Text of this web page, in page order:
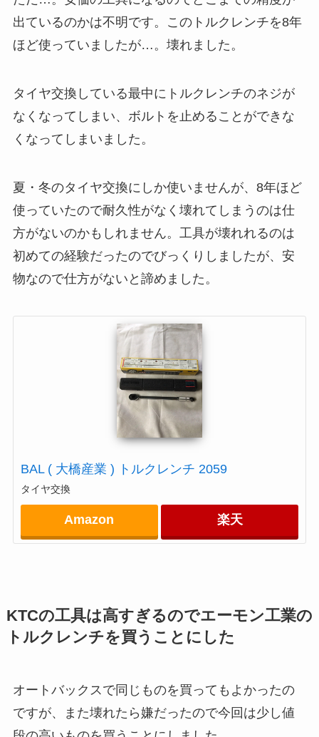
出ているのかは不明です。このトルクレンチを8年
ほど使っていましたが…。壊れました。
タイヤ交換している最中にトルクレンチのネジが
なくなってしまい、ボルトを止めることができな
くなってしまいました。
夏・冬のタイヤ交換にしか使いませんが、8年ほど
使っていたので耐久性がなく壊れてしまうのは仕
方がないのかもしれません。工具が壊れれるのは
初めての経験だったのでびっくりしましたが、安
物なので仕方がないと諦めました。
BAL ( 大橋産業 ) トルクレンチ 2059
タイヤ交換
Amazon 楽天
KTCの工具は高すぎるのでエーモン工業の
トルクレンチを買うことにした
オートバックスで同じものを買ってもよかったの
ですが、また壊れたら嫌だったので今回は少し値